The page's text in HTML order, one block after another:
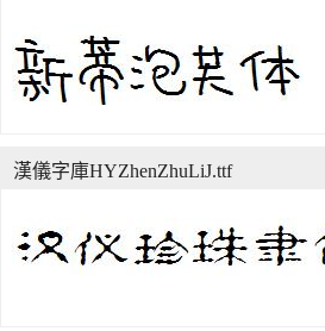
漢儀字庫HYZhenZhuLiJ.ttf